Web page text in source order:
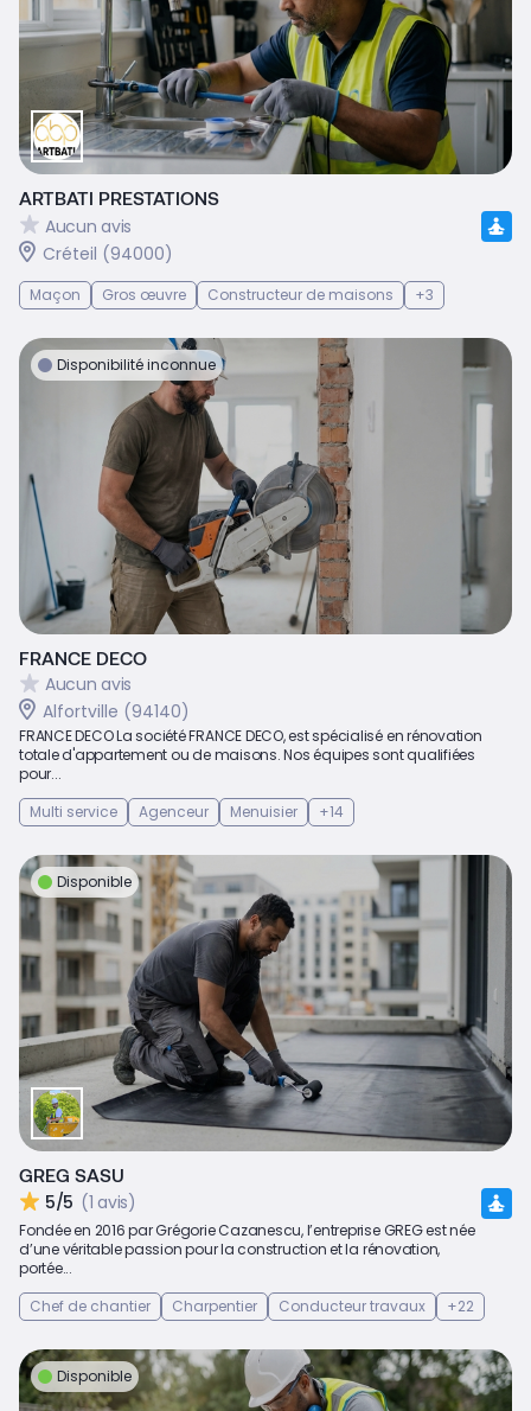
ARTBATI PRESTATIONS
Aucun avis
Créteil (94000)
Maçon Gros œuvre Constructeur de maisons +3
Disponibilité inconnue
FRANCE DECO
Aucun avis
Alfortville (94140)
FRANCE DECO La société FRANCE DECO, est spécialisé en rénovation
totale d'appartement ou de maisons. Nos équipes sont qualifiées
pour...
Multi service
Agenceur Menuisier +14
Disponible
GREG SASU
5/5 (1 avis)
Fondée en 2016 par Grégorie Cazanescu, l’entreprise GREG est née
d’une véritable passion pour la construction et la rénovation,
portée...
Chef de chantier
Charpentier Conducteur travaux +22
Disponible